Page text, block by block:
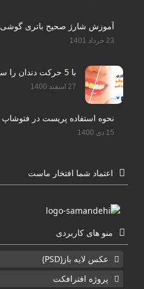
آموزش شارژ صحیح باتری گوشی
23 خرداد 1401
با 5 حرکت دندان را سفید کنید
27 اسفند 1400
نحوه استفاده پریست در فتوشاپ
15 دی 1400
اعتماد شما افتخار ماست
منو های کاربردی
عکس لایه باز(PSD)
پروژه افترافکت